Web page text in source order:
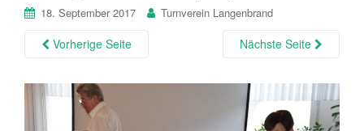
18. September 2017 Turnverein Langenbrand
Vorherige Seite Nächste Seite